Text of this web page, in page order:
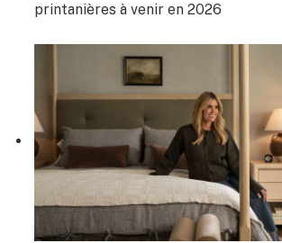
printanières à venir en 2026